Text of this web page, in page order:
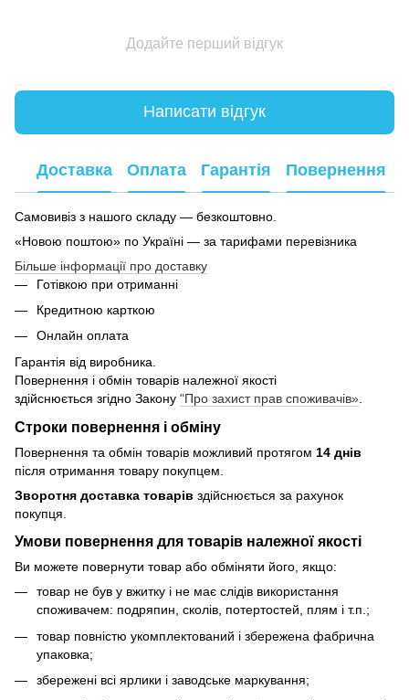
Додайте перший відгук
Написати відгук
Доставка Оплата Гарантія Повернення
Самовивіз з нашого складу — безкоштовно.
«Новою поштою» по Україні — за тарифами перевізника
Більше інформації про доставку
Готівкою при отриманні
Кредитною карткою
Онлайн оплата
Гарантія від виробника.
Повернення і обмін товарів належної якості
здійснюється згідно Закону "Про захист прав споживачів»
Строки повернення і обміну
Повернення та обмін товарів можливий протягом 14 днів
після отримання товару покупцем.
Зворотня доставка товарів здійснюється за рахунок
покупця.
Умови повернення для товарів належної якості
Ви можете повернути товар або обміняти його, якщо:
товар не був у вжитку і не має слідів використання
споживачем: подряпин, сколів, потертостей, плям і т.п.;
товар повністю укомплектований і збережена фабрична
упаковка;
збережені всі ярлики і заводське маркування;